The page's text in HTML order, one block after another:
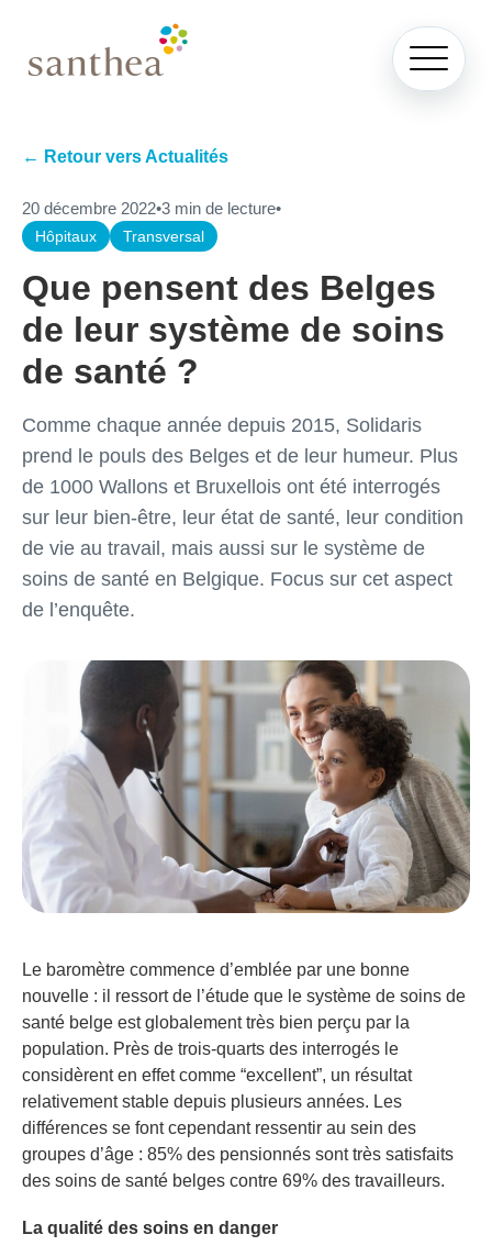
← Retour vers Actualités
20 décembre 2022•3 min de lecture•
Hôpitaux Transversal
Que pensent des Belges
de leur système de soins
de santé ?
Comme chaque année depuis 2015, Solidaris
prend le pouls des Belges et de leur humeur. Plus
de 1000 Wallons et Bruxellois ont été interrogés
sur leur bien-être, leur état de santé, leur condition
de vie au travail, mais aussi sur le système de
soins de santé en Belgique. Focus sur cet aspect
de l’enquête.
Le baromètre commence d’emblée par une bonne
nouvelle : il ressort de l’étude que le système de soins de
santé belge est globalement très bien perçu par la
population. Près de trois-quarts des interrogés le
considèrent en effet comme “excellent”, un résultat
relativement stable depuis plusieurs années. Les
différences se font cependant ressentir au sein des
groupes d’âge : 85% des pensionnés sont très satisfaits
des soins de santé belges contre 69% des travailleurs.
La qualité des soins en danger